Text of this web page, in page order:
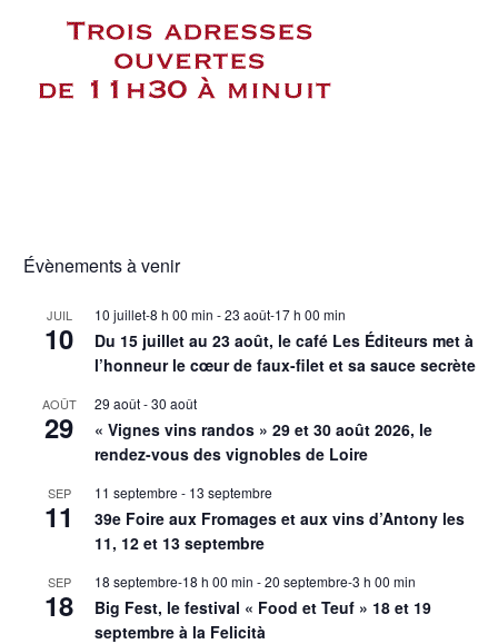
Évènements à venir
JUIL
10
10 juillet-8 h 00 min -23 août-17 h 00 min
Du 15 juillet au 23 août, le café Les Éditeurs met à
l’honneur le cœur de faux-filet et sa sauce secrète
AOÛT
29
29 août-30 août
« Vignes vins randos » 29 et 30 août 2026, le
rendez-vous des vignobles de Loire
SEP
11
11 septembre - 13 septembre
39e Foire aux Fromages et aux vins d’Antony les
11, 12 et 13 septembre
SEP
18
18 septembre-18 h 00 min -20 septembre-3 h 00 min
Big Fest, le festival « Food et Teuf » 18 et 19
septembre à la Felicità